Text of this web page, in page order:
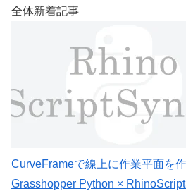
全体新着記事
CurveFrameで線上に作業平面を作
Grasshopper Python ×